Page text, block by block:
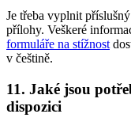
Je třeba vyplnit příslušný
přílohy. Veškeré
formuláře na stížnost
v češtině.
11. Jaké jsou
dispozici